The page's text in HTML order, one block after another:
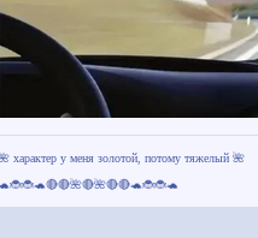
характер у меня золотой, потому тяжелый 🌺